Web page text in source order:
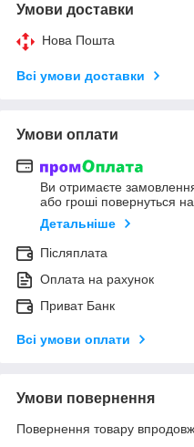
Умови доставки
Нова Пошта
Всі умови доставки
Умови оплати
Ви отримаєте
або гроші повернуться
Детальніше
Післяплата
Оплата на рахунок
Приват Банк
Всі умови оплати
Умови повернення
Повернення товару